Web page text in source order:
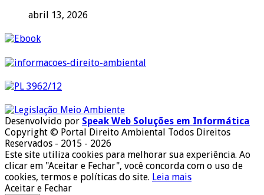
abril 13, 2026
Desenvolvido por Speak Web Soluções em Informática
Copyright © Portal Direito Ambiental Todos Direitos
Reservados - 2015 - 2026
Este site utiliza cookies para melhorar sua experiência. Ao
clicar em "Aceitar e Fechar", você concorda com o uso de
cookies, termos e políticas do site. Leia mais
Aceitar e Fechar